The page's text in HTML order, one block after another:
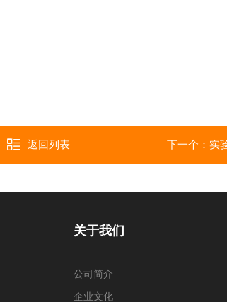
返回列表 下一个： 实
关于我们
公司简介
企业文化